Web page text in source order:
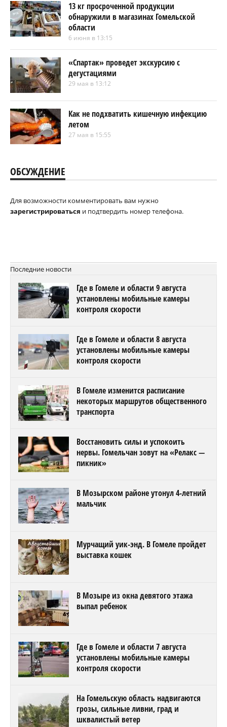
13 кг просроченной продукции
обнаружили в магазинах Гомельской
области
6 июня в 13:15
«Спартак» проведет экскурсию с
дегустациями
29 мая в 13:12
Как не подхватить кишечную инфекцию
летом
27 мая в 15:55
ОБСУЖДЕНИЕ
Для возможности комментировать вам нужно
зарегистрироваться и подтвердить номер телефона.
Последние новости
Где в Гомеле и области 9 августа
установлены мобильные камеры
контроля скорости
Где в Гомеле и области 8 августа
установлены мобильные камеры
контроля скорости
В Гомеле изменится расписание
некоторых маршрутов общественного
транспорта
Восстановить силы и успокоить
нервы. Гомельчан зовут на «Релакс —
пикник»
В Мозырском районе утонул 4-летний
мальчик
Мурчащий уик-энд. В Гомеле пройдет
выставка кошек
В Мозыре из окна девятого этажа
выпал ребенок
Где в Гомеле и области 7 августа
установлены мобильные камеры
контроля скорости
На Гомельскую область надвигаются
грозы, сильные ливни, град и
шквалистый ветер